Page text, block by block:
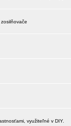
využiteľné v DIY.